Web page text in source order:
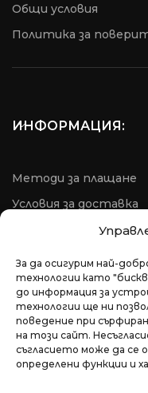
За да осигурим най-
технологии като
до информация за
технологии ще ни
поведение при
на този сайт.
съгласието може да се
определени функции и
Общи условия
Пoлитика за
ИНФОРМАЦИЯ:
Методи за плащане
Условия за доставка
Условия за